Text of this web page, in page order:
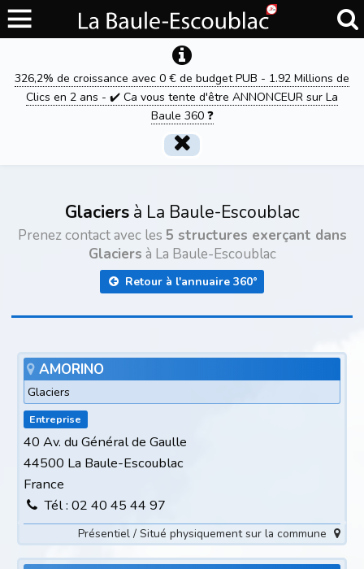
326,2% de croissance avec 0 € de budget PUB - 1.92 Millions de
Clics en 2 ans - ✔️ Ca vous tente d'être ANNONCEUR sur La
Baule 360 ❓
Glaciersà La Baule-Escoublac
Prenez contact avec les 5 structures exerçant dans
Glaciers à La Baule-Escoublac
Retour à l'annuaire 360°
AMORINO
Glaciers
Entreprise
40 Av. du Général de Gaulle
44500 La Baule-Escoublac
France
Tél : 02 40 45 44 97
Présentiel / Situé physiquement sur la commune